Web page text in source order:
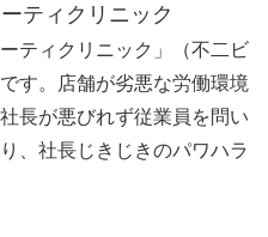
ティクリニック
ティクリニック」（不二ビ
す。店舗が劣悪な労働環境
長が悪びれず従業員を問い
、社長じきじきのパワハラ